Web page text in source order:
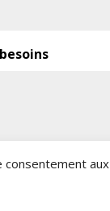
consentement aux